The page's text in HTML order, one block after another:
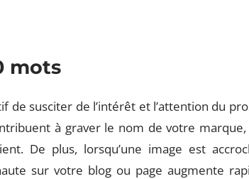
mots
de susciter de l’intérêt et l’attention du
à graver le nom de votre
De plus, lorsqu’une image est
sur votre blog ou page augmente